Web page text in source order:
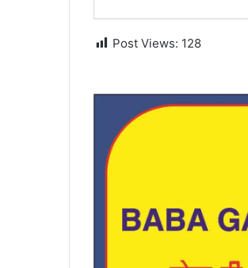
Post Views: 128